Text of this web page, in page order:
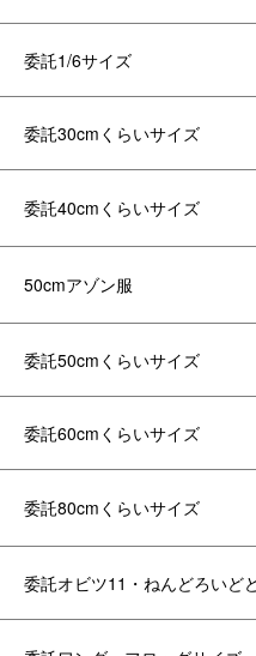
委託1/6サイズ
委託30cmくらいサイズ
委託40cmくらいサイズ
50cmアゾン服
委託50cmくらいサイズ
委託60cmくらいサイズ
委託80cmくらいサイズ
委託オビツ11・ねんどろいど